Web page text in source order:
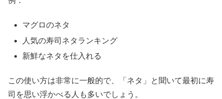
マグロのネタ
人気の寿司ネタランキング
新鮮なネタを仕入れる
この使い方は非常に一般的で、「ネタ」と聞いて最初に寿
司を思い浮かべる人も多いでしょう。